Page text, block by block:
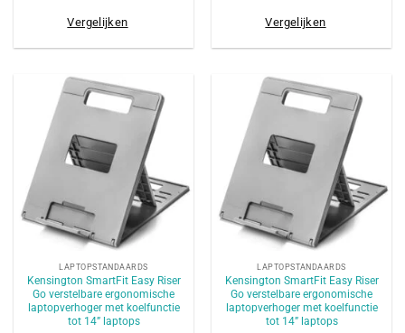
Vergelijken Vergelijken
LAPTOPSTANDAARDS
Kensington SmartFit Easy Riser
Go verstelbare ergonomische
laptopverhoger met koelfunctie
tot 14” laptops
LAPTOPSTANDAARDS
Kensington SmartFit Easy Riser
Go verstelbare ergonomische
laptopverhoger met koelfunctie
tot 14” laptops